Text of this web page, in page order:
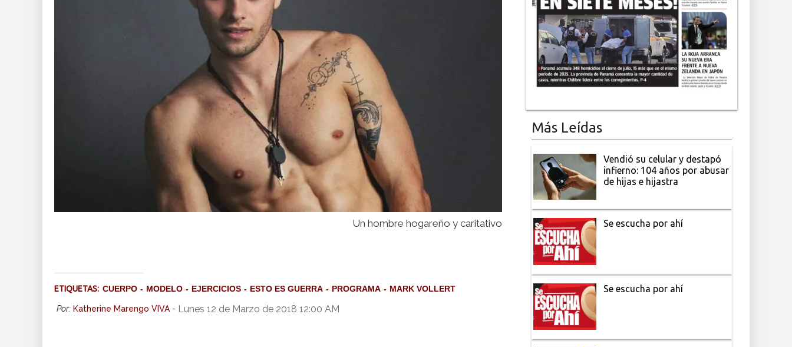
Un hombre hogareño y caritativo
ETIQUETAS: CUERPO MODELO EJERCICIOS ESTO ES GUERRA PROGRAMA MARK VOLLERT
Por: Katherine Marengo VIVA - Lunes 12 de Marzo de 2018 12:00 AM
Más Leídas
Vendió su celular y destapó
infierno: 104 años por abusar
de hijas e hijastra
Se escucha por ahí
Se escucha por ahí